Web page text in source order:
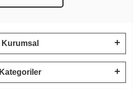
Kurumsal
Kategoriler